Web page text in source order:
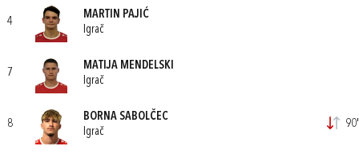
4
MARTIN PAJIĆ
Igrač
7
MATIJA MENDELSKI
Igrač
8
BORNA SABOLČEC
Igrač
90'